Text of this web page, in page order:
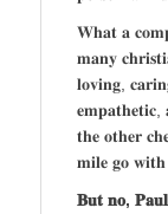
𝐖𝐡𝐚𝐭 𝐚
𝐦𝐚𝐧𝐲
𝐥𝐨𝐯𝐢𝐧𝐠,
𝐞𝐦𝐩𝐚𝐭𝐡𝐞𝐭𝐢𝐜,
𝐭𝐡𝐞 𝐨𝐭𝐡𝐞𝐫
𝐦𝐢𝐥𝐞 𝐠𝐨
𝐁𝐮𝐭 𝐧𝐨, 𝐏𝐚𝐮𝐥